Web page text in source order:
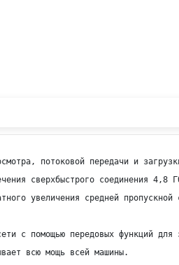
потоковой передачи и
сверхбыстрого соединения 4,8
увеличения средней пропускной
с помощью передовых функций для
всю мощь всей машины.